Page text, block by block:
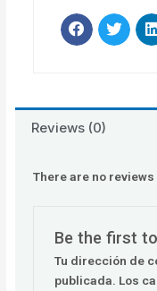
Reviews (0)
There are no reviews
Be the first to
Tu dirección de
publicada. Los